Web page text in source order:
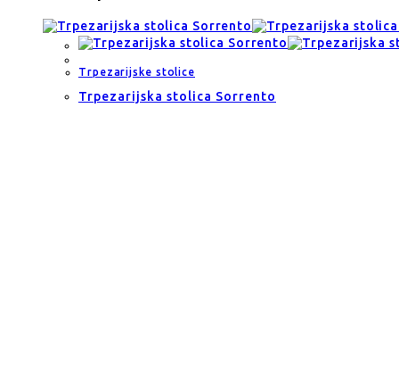
Trpezarijske stolice
Trpezarijska stolica Sorrento